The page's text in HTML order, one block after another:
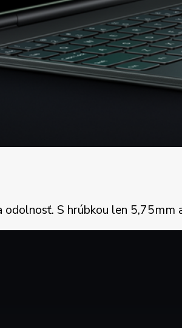
S hrúbkou len